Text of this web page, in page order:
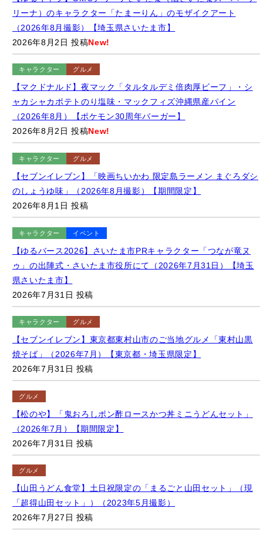
2026年8月2日 投稿New!
キャラクター グルメ
【マクドナルド】夜マック「タルタルデミ倍肉厚ビーフ」・シ
ャカシャカポテトのり塩味・マックフィズ沖縄県産パイン
（2026年8月）【ポケモン30周年バーガー】
2026年8月2日 投稿New!
キャラクター グルメ
【セブンイレブン】「映画ちいかわ 限定島ラーメン まぐろダシ
のしょうゆ味」（2026年8月撮影）【期間限定】
2026年8月1日 投稿
キャラクター イベント
【ゆるバース2026】さいたま市PRキャラクター「つなが竜ヌ
ゥ」の出陣式・さいたま市役所にて（2026年7月31日）【埼玉
県さいたま市】
2026年7月31日 投稿
キャラクター
【セブンイレブン】東京都東村山市のご当地グルメ「東村山黒
焼そば」（2026年7月）【東京都・埼玉県限定】
2026年7月31日 投稿
グルメ
【松のや】「鬼おろしポン酢ロースかつ丼ミニうどんセット」
（2026年7月）【期間限定】
2026年7月31日 投稿
グルメ
【山田うどん食堂】土日祝限定の「まるごと山田セット」（現
「超得山田セット」）（2023年5月撮影）
2026年7月27日 投稿